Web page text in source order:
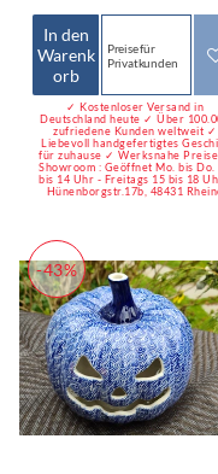
In den
Warenk
orb
Preise für
Privatkunden
✓ Kostenloser Versand in
Deutschland heute ✓ Über
zufriedene Kunden weltweit ✓
Liebevoll handgefertigtes
für zuhause ✓ Werksnahe
Showroom : Geöffnet Mo. bis Do.
bis 14 Uhr - Freitags 15 bis 18
Hünenborgstr.17b, 48431
-43%